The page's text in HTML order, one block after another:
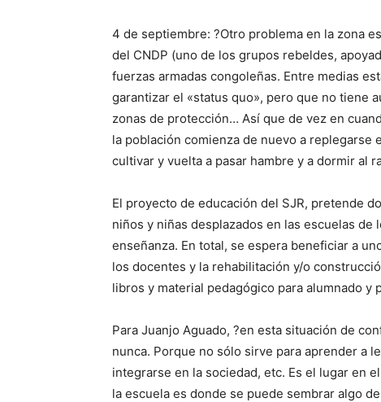
4 de septiembre: ?Otro problema en la zona
del CNDP (uno de los grupos rebeldes,
fuerzas armadas congoleñas. Entre medias
garantizar el «status quo», pero que no tiene
zonas de protección… Así que de vez en
la población comienza de nuevo a replegarse
cultivar y vuelta a pasar hambre y a dormir al
El proyecto de educación del SJR, pretende
niños y niñas desplazados en las escuelas
enseñanza. En total, se espera beneficiar a
los docentes y la rehabilitación y/o
libros y material pedagógico para alumnado
Para Juanjo Aguado, ?en esta situación de
nunca. Porque no sólo sirve para aprender a
integrarse en la sociedad, etc. Es el lugar en
la escuela es donde se puede sembrar algo